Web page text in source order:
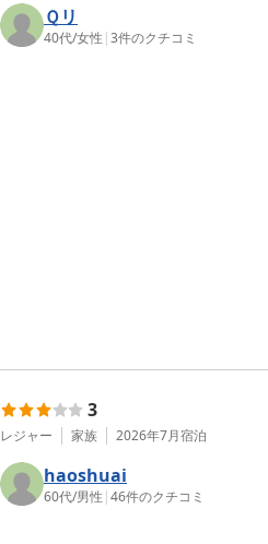
Ｑリ
40代/女性 |3件のクチコミ
3
レジャー 家族 2026年7月宿泊
haoshuai
60代/男性 |46件のクチコミ